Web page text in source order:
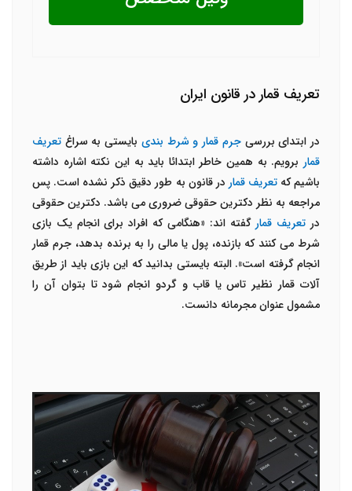
تعریف قمار در قانون ایران
در ابتدای بررسیجرم قمار و شرط بندی بایستی به سراغ تعریف
قمار برویم. به همین خاطر ابتدائا باید به این نکته اشاره داشته
باشیم کهتعریف قمار در قانون به طور دقیق ذکر نشده است. پس
مراجعه به نظر دکترین حقوقی ضروری می باشد. دکترین حقوقی
در تعریف قمار گفته اند: «هنگامی که افراد برای انجام یک بازی
شرط می کنند که بازنده، پول یا مالی را به برنده بدهد، جرم قمار
انجام گرفته است». البته بایستی بدانید که این بازی باید از طریق
آلات قمار نظیر تاس یا قاب و گردو انجام شود تا بتوان آن را
مشمول عنوان مجرمانه دانست.